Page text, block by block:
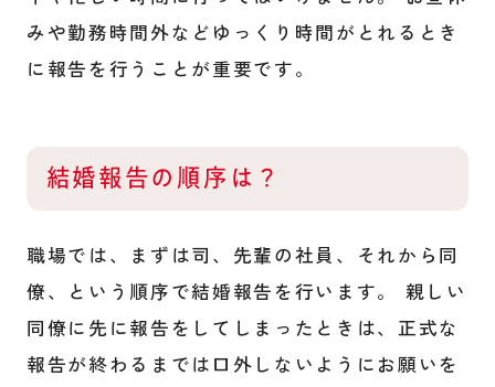
みや勤務時間外などゆっくり時間がとれるとき
に報告を行うことが重要です。
結婚報告の順序は？
職場では、まずは司、先輩の社員、それから同
僚、という順序で結婚報告を行います。 親しい
同僚に先に報告をしてしまったときは、正式な
報告が終わるまでは口外しないようにお願いを